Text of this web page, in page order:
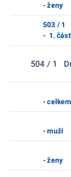
- ženy
503 / 1
- 1. část
504 / 1
- celkem
- muži
- ženy